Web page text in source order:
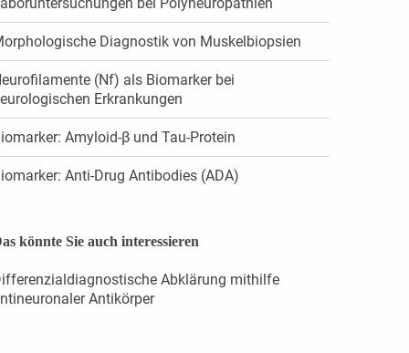
Diagnostik von Muskelbiopsien
(Nf) als Biomarker bei
Erkrankungen
Amyloid-β und Tau-Protein
Anti-Drug Antibodies (ADA)
könnte Sie auch interessieren
Abklärung mithilfe
Antikörper